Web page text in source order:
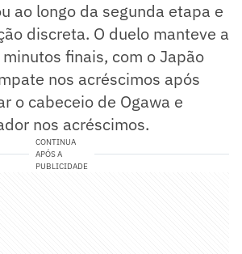
ao longo da segunda etapa e
discreta. O duelo manteve a
finais, com o Japão
nos acréscimos após
o cabeceio de Ogawa e
nos acréscimos.
CONTINUA
APÓS A
PUBLICIDADE